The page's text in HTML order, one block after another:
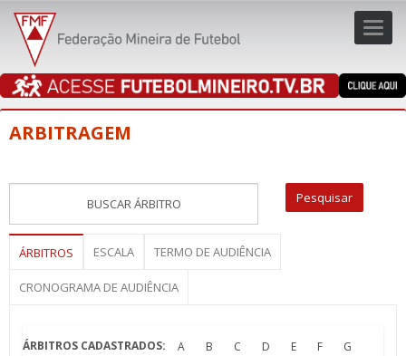
ARBITRAGEM
ÁRBITROS ESCALA TERMO DE AUDIÊNCIA
CRONOGRAMA DE AUDIÊNCIA
ÁRBITROS CADASTRADOS: A B C D E F
G